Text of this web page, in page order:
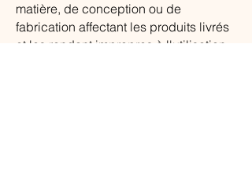
matière, de conception ou de
fabrication affectant les produits livrés
et les rendant impropres à l'utilisation,